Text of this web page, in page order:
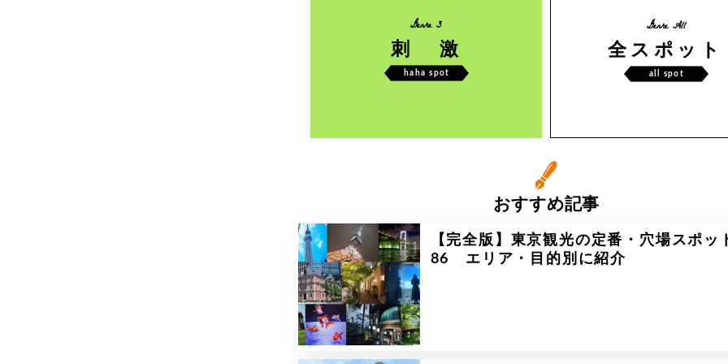
Genre 3
刺 激
haha spot
Genre All
全スポット
all spot
おすすめ記事
【完全版】東京観光の定番・穴場スポッ
86 エリア・目的別に紹介